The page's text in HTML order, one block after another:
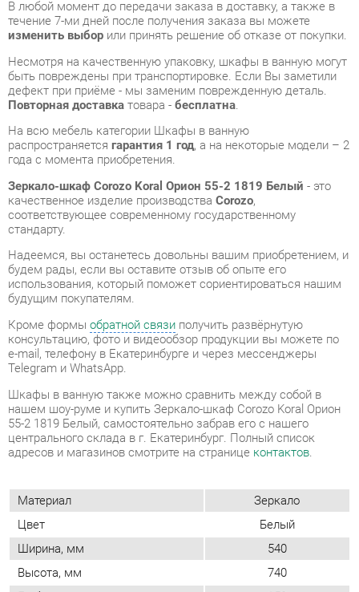
дефект при приёме - мы заменим поврежденную деталь.
Повторная доставкатовара -бесплатна.
распространяетсягарантия 1 год, а на некоторые модели – 2
года с момента приобретения.
Зеркало-шкаф Corozo Koral Орион 55-2 1819 Белый
соответствующее современному государственному
стандарту.
будем рады, если вы оставите отзыв об опыте его
использования, который поможет сориентироваться нашим
будущим покупателям.
Кроме формы
консультацию, фото и видеообзор продукции вы можете по
e-mail, телефону в Екатеринбурге и через мессенджеры
Telegram и WhatsApp.
Шкафы в ванную также можно сравнить между собой в
нашем шоу-руме и купить Зеркало-шкаф Corozo Koral Орион
55-2 1819 Белый, самостоятельно забрав его с нашего
центрального склада в г. Екатеринбург. Полный список
адресов и магазинов смотрите на страницеконтактов.
Материал Зеркало
Цвет
Белый
Ширина, мм
540
Глубина, мм
150
Расположение
Настенный
Комплектация (шкафы и
стеллажи) Зеркало
Форма (шкафы и стеллажи) Широкий